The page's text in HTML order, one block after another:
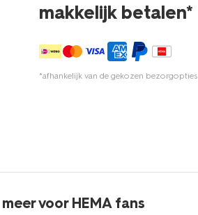
makkelijk betalen*
*afhankelijk van de gekozen bezorgopties
meer voor HEMA fans